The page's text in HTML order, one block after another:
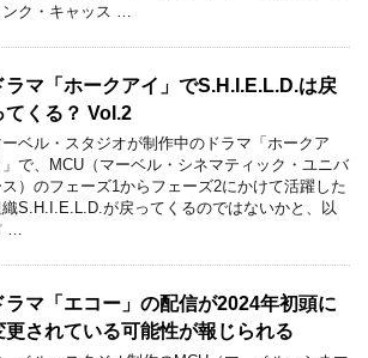
ンク・キャッス …
ラマ「ホークアイ」でS.H.I.E.L.D.は戻
てくる？ Vol.2
ーベル・スタジオが制作中のドラマ「ホークア
」で、MCU（マーベル・シネマティック・ユニバ
ス）のフェーズ1からフェーズ2にかけて活躍した
織S.H.I.E.L.D.が戻ってくるのではないかと、以
…
ラマ「エコー」の配信が2024年初頭に
更されている可能性が報じられる